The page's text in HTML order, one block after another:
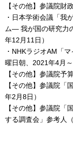
【その他】参議院財
・日本学術会議「我
ム― 我が国の研究力
年12月11日）
・NHKラジオAM「
曜日朝、2021年4月～
【その他】参議院予
【その他】参議院「
年2月8日）
【その他】参議院「
する調査会」参考人